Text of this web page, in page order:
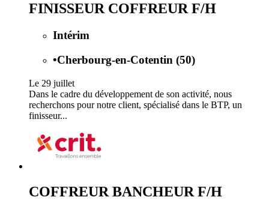
FINISSEUR COFFREUR F/H
Intérim
•Cherbourg-en-Cotentin (50)
Le 29 juillet
Dans le cadre du développement de son activité, nous
recherchons pour notre client, spécialisé dans le BTP, un
finisseur...
COFFREUR BANCHEUR F/H